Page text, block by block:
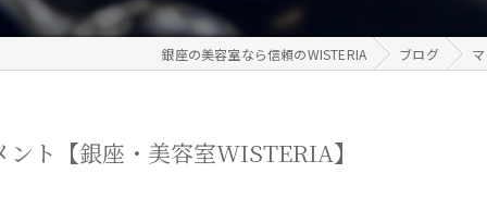
銀座の美容室なら信頼のWISTERIA ブログ
ト【銀座・美容室WISTERIA】